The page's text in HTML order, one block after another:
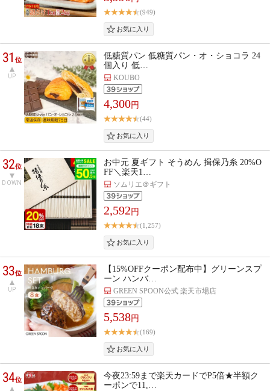
(949)
31位
UP
低糖質パン 低糖質パン・オ・ショコラ 24
個入り 低…
KOUBO
4,300円
(44)
32位
DOWN
お中元 夏ギフト そうめん 揖保乃糸 20%O
FF＼楽天1…
ソムリエ＠ギフト
2,592 円
(1,257)
33位
UP
【15%OFFクーポン配布中】グリーンスプ
ーン ハンバ…
GREEN SPOON公式 楽天市場店
5,538円
(169)
34位
今夜23:59まで楽天カードでP5倍★半額ク
ーポンで11,…